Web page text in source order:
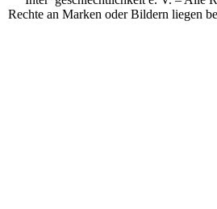
Rechte an Marken oder Bildern liegen